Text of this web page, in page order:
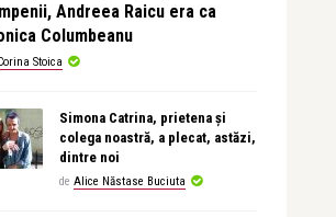
Andreea Raicu era ca
Columbeanu
Stoica
Simona Catrina, prietena și
colega noastră, a plecat, astăzi,
dintre noi
de Alice Năstase Buciuta